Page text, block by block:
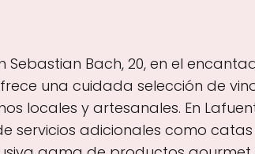
Bach, 20, en el
una cuidada selección de
locales y artesanales. En
servicios adicionales como